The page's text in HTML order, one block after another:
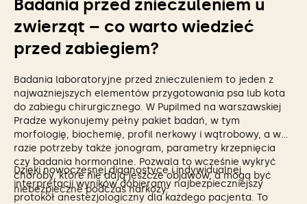
Badania przed znieczuleniem u
zwierząt – co warto wiedzieć
przed zabiegiem?
Badania laboratoryjne przed znieczuleniem to jeden z
najważniejszych elementów przygotowania psa lub kota
do zabiegu chirurgicznego. W Pupilmed na warszawskiej
Pradze wykonujemy pełny pakiet badań, w tym
morfologię, biochemię, profil nerkowy i wątrobowy, a w
razie potrzeby także jonogram, parametry krzepnięcia
czy badania hormonalne. Pozwala to wcześnie wykryć
choroby, które nie dają jeszcze objawów, a mogą być
niebezpieczne podczas narkozy.
Dzięki nowoczesnej diagnostyce i indywidualnej
interpretacji wyników dobieramy najbezpieczniejszy
protokół anestezjologiczny dla każdego pacjenta. To